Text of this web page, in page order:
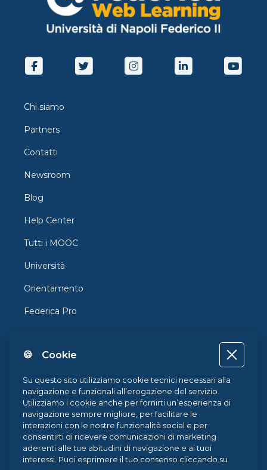
Chi siamo
Partners
Contatti
Newsroom
Blog
Help Center
Tutti i MOOC
Università
Orientamento
Federica Pro
Federica Coursera
Accessibilità
Privacy
Termini e Condizioni
Cookie Policy
🍪 Cookie
Su questo sito utilizziamo cookie tecnici necessari alla
navigazione e funzionali all’erogazione del servizio.
Utilizziamo i cookie anche per fornirti un’esperienza di
navigazione sempre migliore, per facilitare le
interazioni con le nostre funzionalità social e per
consentirti di ricevere comunicazioni di marketing
aderenti alle tue abitudini di navigazione e ai tuoi
interessi. Puoi esprimere il tuo consenso cliccando su